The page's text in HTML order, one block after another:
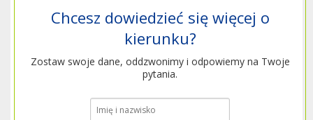
Chcesz dowiedzieć się więcej o
kierunku?
Zostaw swoje dane, oddzwonimy i odpowiemy na Twoje
pytania.